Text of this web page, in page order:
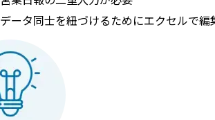
データ同士を紐づけるためにエクセルで編